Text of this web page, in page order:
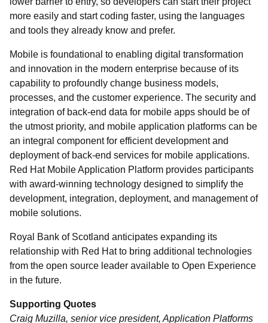
more easily and start coding faster, using the languages
and tools they already know and prefer.
Mobile is foundational to enabling digital transformation
and innovation in the modern enterprise because of its
capability to profoundly change business models,
processes, and the customer experience. The security and
integration of back-end data for mobile apps should be of
the utmost priority, and mobile application platforms can be
an integral component for efficient development and
deployment of back-end services for mobile applications.
Red Hat Mobile Application Platform provides participants
with award-winning technology designed to simplify the
development, integration, deployment, and management of
mobile solutions.
Royal Bank of Scotland anticipates expanding its
relationship with Red Hat to bring additional technologies
from the open source leader available to Open Experience
in the future.
Supporting Quotes
Craig Muzilla, senior vice president, Application Platforms